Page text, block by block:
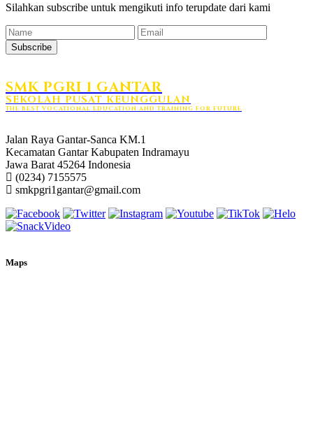
Silahkan subscribe untuk mengikuti info terupdate dari kami
Subscribe
SMK PGRI 1 GANTAR
SEKOLAH PUSAT KEUNGGULAN
THE BEST VOCATIONAL EDUCATION AND TRAINING FOR FUTURE
HUBUNGI KAMI
Jalan Raya Gantar-Sanca KM.1
Kecamatan Gantar Kabupaten Indramayu
Jawa Barat 45264 Indonesia
(0234) 7155575
smkpgri1gantar@gmail.com
Maps